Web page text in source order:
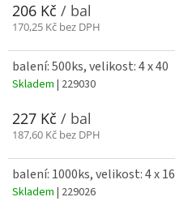
206 Kč / bal
170,25 Kč bez DPH
balení: 500ks, velikost: 4 x 40
Skladem | 229030
227 Kč / bal
187,60 Kč bez DPH
balení: 1000ks, velikost: 4 x 16
Skladem | 229026